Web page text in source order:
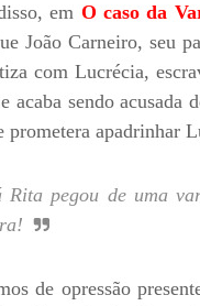
em O caso da
João Carneiro, seu
com Lucrécia,
acaba sendo
prometera apadrinhar
Rita pegou de uma
de opressão